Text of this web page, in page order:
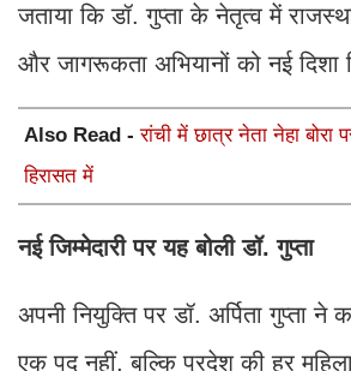
जताया कि डॉ. गुप्ता के नेतृत्व में
और जागरूकता अभियानों को नई दिशा
Also Read -रांची में छात्र नेता नेहा बोरा
हिरासत में
नई जिम्मेदारी पर यह बोली डॉ. गुप्ता
अपनी नियुक्ति पर डॉ. अर्पिता गुप्ता
एक पद नहीं, बल्कि प्रदेश की हर